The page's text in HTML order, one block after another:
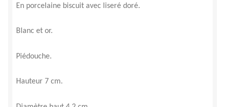
En porcelaine biscuit avec liseré doré.
Blanc et or.
Piédouche.
Hauteur 7 cm.